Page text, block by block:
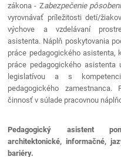
zákona - Zabezpečenie
vyrovnávať príležitosti detí/
výchove a vzdelávaní
asistenta. Náplň poskytovania
práce pedagogického asistenta,
práce pedagogického
legislatívou a s
pedagogického
činnosť v súlade pracovnou
Pedagogický asistent
architektonické, informačné,
bariéry.